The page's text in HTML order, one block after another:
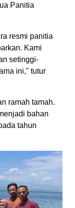
Panitia
resmi panitia
Kami
setinggi-
ini," tutur
ramah tamah.
bahan
tahun